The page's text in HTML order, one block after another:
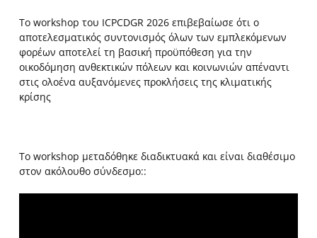
Το workshop του ICPCDGR 2026 επιβεβαίωσε ότι ο
αποτελεσματικός συντονισμός όλων των εμπλεκόμενων
φορέων αποτελεί τη βασική προϋπόθεση για την
οικοδόμηση ανθεκτικών πόλεων και κοινωνιών απέναντι
στις ολοένα αυξανόμενες προκλήσεις της κλιματικής
κρίσης
Το workshop μεταδόθηκε διαδικτυακά και είναι διαθέσιμο
στον ακόλουθο σύνδεσμο::